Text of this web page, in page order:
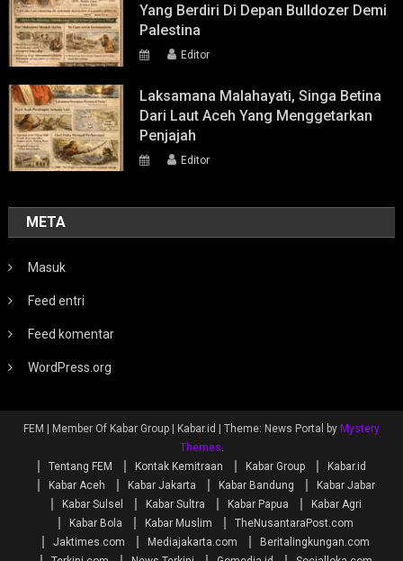
Yang Berdiri Di Depan Bulldozer Demi
Palestina
Editor
Laksamana Malahayati, Singa Betina
Dari Laut Aceh Yang Menggetarkan
Penjajah
Editor
META
Masuk
Feed entri
Feed komentar
WordPress.org
FEM | Member Of Kabar Group | Kabar.id Theme: News Portal by Mystery
Themes.
Tentang FEM
Kontak Kemitraan Kabar Group
Kabar.id
Kabar Aceh
Kabar Jakarta Kabar Bandung
Kabar Jabar
Kabar Sulsel
Kabar Sultra Kabar Papua
Kabar Agri
Kabar Bola
Kabar Muslim
TheNusantaraPost.com
Jaktimes.com
Mediajakarta.com
Beritalingkungan.com